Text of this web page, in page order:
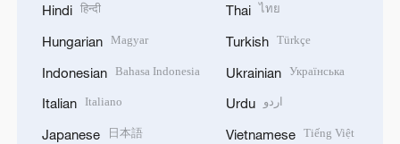
Hindi हिन्दी
Hungarian Magyar
Indonesian Bahasa Indonesia
Italian Italiano
Japanese 日本語
Thai ไทย
Turkish Türkçe
Ukrainian Українська
Urdu اردو
Vietnamese Tiếng Việt